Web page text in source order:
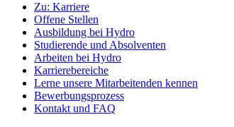
Zu: Karriere
Offene Stellen
Ausbildung bei Hydro
Studierende und Absolventen
Arbeiten bei Hydro
Karrierebereiche
Lerne unsere Mitarbeitenden kennen
Bewerbungsprozess
Kontakt und FAQ